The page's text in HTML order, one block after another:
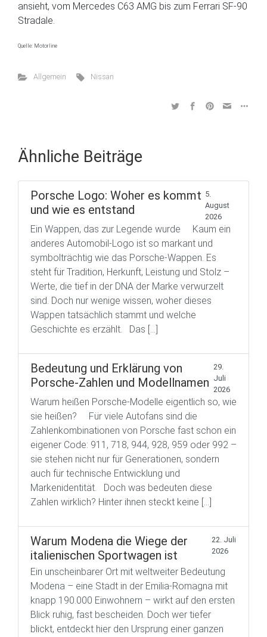
ansieht, vom Mercedes C63 AMG bis zum Ferrari SF-90
Stradale.
Quelle: Motorline
Allgemein Nissan
Ähnliche Beiträge
Porsche Logo: Woher es kommt
und wie es entstand
5.
August
2026
Ein Wappen, das zur Legende wurde Kaum ein
anderes Automobil-Logo ist so markant und
symbolträchtig wie das Porsche-Wappen. Es
steht für Tradition, Herkunft, Leistung und Stolz –
Werte, die tief in der DNA der Marke verwurzelt
sind. Doch nur wenige wissen, woher dieses
Wappen tatsächlich stammt und welche
Geschichte es erzählt. Das […]
Bedeutung und Erklärung von
Porsche-Zahlen und Modellnamen
29.
Juli
2026
Warum heißen Porsche-Modelle eigentlich so, wie
sie heißen? Für viele Autofans sind die
Zahlenkombinationen von Porsche fast schon ein
eigener Code: 911, 718, 944, 928, 959 oder 992 –
sie stehen nicht nur für Generationen, sondern
auch für technische Entwicklung und
Markenidentität. Doch was bedeuten diese
Zahlen wirklich? Hinter ihnen steckt keine […]
Warum Modena die Wiege der
italienischen Sportwagen ist
22. Juli
2026
Ein unscheinbarer Ort mit weltweiter Bedeutung
Modena – eine Stadt in der Emilia-Romagna mit
knapp 190.000 Einwohnern – wirkt auf den ersten
Blick ruhig, fast bescheiden. Doch wer tiefer
blickt, entdeckt hier den Ursprung einer ganzen